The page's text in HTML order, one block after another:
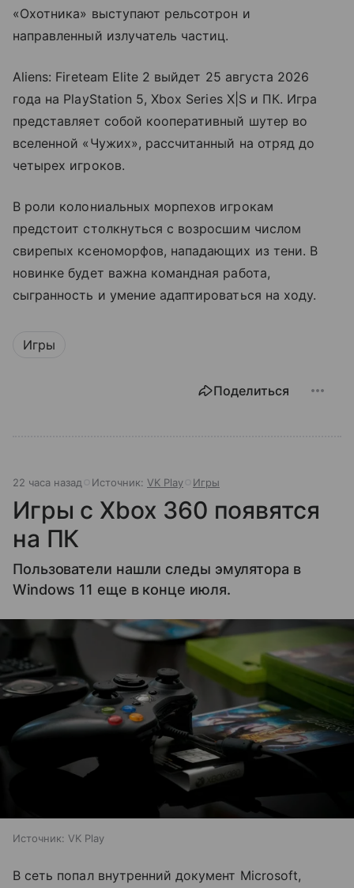
«Охотника» выступают рельсотрон и
направленный излучатель частиц.
Aliens: Fireteam Elite 2 выйдет 25 августа 2026
года на PlayStation 5, Xbox Series X|S и ПК. Игра
представляет собой кооперативный шутер во
вселенной «Чужих», рассчитанный на отряд до
четырех игроков.
В роли колониальных морпехов игрокам
предстоит столкнуться с возросшим числом
свирепых ксеноморфов, нападающих из тени. В
новинке будет важна командная работа,
сыгранность и умение адаптироваться на ходу.
Игры
Поделиться
22 часа назад Источник: VK Play Игры
Игры с Xbox 360 появятся
на ПК
Пользователи нашли следы эмулятора в
Windows 11 еще в конце июля.
Источник: VK Play
В сеть попал внутренний документ Microsoft,